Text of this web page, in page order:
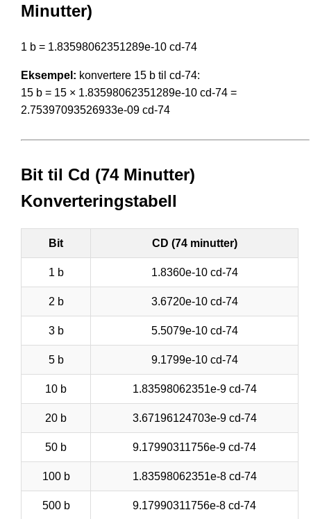
Minutter)
1 b = 1.83598062351289e-10 cd-74
Eksempel: konvertere 15 b til cd-74:
15 b = 15 × 1.83598062351289e-10 cd-74 =
2.75397093526933e-09 cd-74
Bit til Cd (74 Minutter)
Konverteringstabell
Bit CD (74 minutter)
1 b 1.8360e-10 cd-74
2 b 3.6720e-10 cd-74
3 b 5.5079e-10 cd-74
5 b 9.1799e-10 cd-74
10 b 1.83598062351e-9 cd-74
20 b 3.67196124703e-9 cd-74
50 b 9.17990311756e-9 cd-74
100 b 1.83598062351e-8 cd-74
500 b 9.17990311756e-8 cd-74